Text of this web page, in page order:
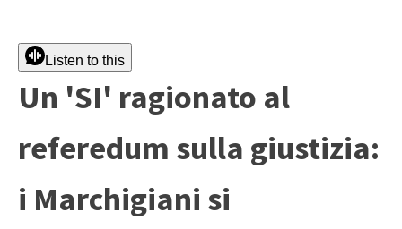
Listen to this
Un 'SI' ragionato al
referedum sulla giustizia:
i Marchigiani si